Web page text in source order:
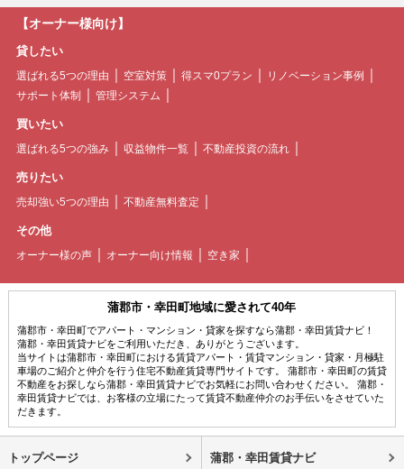
【オーナー様向け】
貸したい
選ばれる5つの理由 空室対策 得スマ0プラン
リノベーション事例
サポート体制
管理システム
買いたい
選ばれる5つの強み 収益物件一覧 不動産投資の流れ
売りたい
売却強い5つの理由 不動産無料査定
その他
オーナー様の声 オーナー向け情報 空き家
蒲郡市・幸田町地域に愛されて40年
蒲郡市・幸田町でアパート・マンション・貸家を探すなら蒲郡・幸田賃貸ナビ！
蒲郡・幸田賃貸ナビをご利用いただき、ありがとうございます。
当サイトは蒲郡市・幸田町における賃貸アパート・賃貸マンション・貸家・月極駐
車場のご紹介と仲介を行う住宅不動産賃貸専門サイトです。 蒲郡市・幸田町の賃貸
不動産をお探しなら蒲郡・幸田賃貸ナビでお気軽にお問い合わせください。 蒲郡・
幸田賃貸ナビでは、お客様の立場にたって賃貸不動産仲介のお手伝いをさせていた
だきます。
トップページ 蒲郡・幸田賃貸ナビ